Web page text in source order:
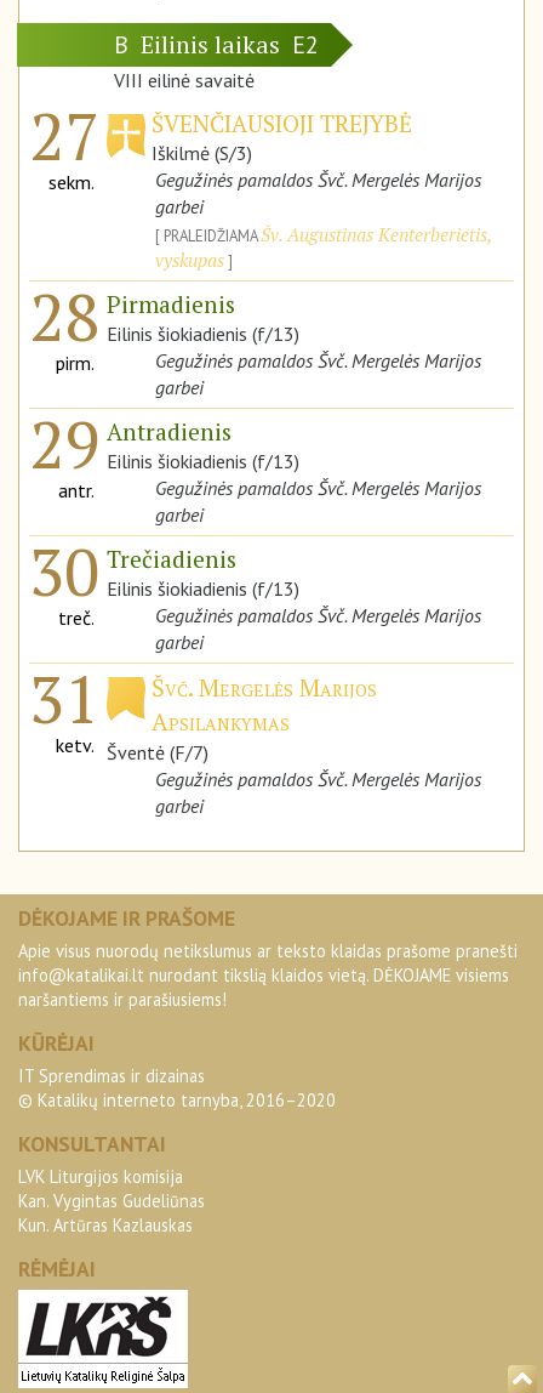
B Eilinis laikas E2
VIII eilinė savaitė
27
sekm.
ŠVENČIAUSIOJI TREJYBĖ
Iškilmė (S/3)
Gegužinės pamaldos Švč. Mergelės Marijos
garbei
PRALEIDŽIAMAŠv. Augustinas Kenterberietis,
vyskupas
28
pirm.
Pirmadienis
Eilinis šiokiadienis (f/13)
Gegužinės pamaldos Švč. Mergelės Marijos
garbei
29
antr.
Antradienis
Eilinis šiokiadienis (f/13)
Gegužinės pamaldos Švč. Mergelės Marijos
garbei
30
treč.
Trečiadienis
Eilinis šiokiadienis (f/13)
Gegužinės pamaldos Švč. Mergelės Marijos
garbei
31
ketv.
Švč. Mergelės Marijos
Apsilankymas
Šventė (F/7)
Gegužinės pamaldos Švč. Mergelės Marijos
garbei
DĖKOJAME IR PRAŠOME
Apie visus nuorodų netikslumus ar teksto klaidas prašome pranešti
info@katalikai.lt nurodant tikslią klaidos vietą. DĖKOJAME visiems
naršantiems ir parašiusiems!
KŪRĖJAI
IT Sprendimas ir dizainas
© Katalikų interneto tarnyba, 2016–2020
KONSULTANTAI
LVK Liturgijos komisija
Kan. Vygintas Gudeliūnas
Kun. Artūras Kazlauskas
RĖMĖJAI